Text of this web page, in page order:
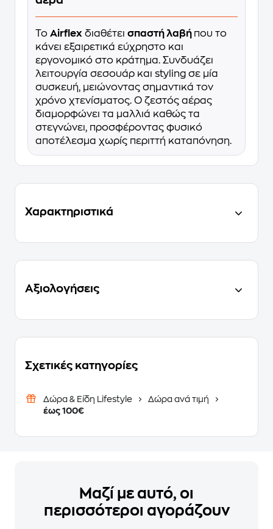
Το Airflex διαθέτει σπαστή λαβή που το
κάνει εξαιρετικά εύχρηστο και
εργονομικό στο κράτημα. Συνδυάζει
λειτουργία σεσουάρ και styling σε μία
συσκευή, μειώνοντας σημαντικά τον
χρόνο χτενίσματος. Ο ζεστός αέρας
διαμορφώνει τα μαλλιά καθώς τα
στεγνώνει, προσφέροντας φυσικό
αποτέλεσμα χωρίς περιττή καταπόνηση.
Χαρακτηριστικά
Αξιολογήσεις
Σχετικές κατηγορίες
Δώρα & Είδη Lifestyle
Δώρα ανά τιμή
έως 100€
Μαζί με αυτό, οι
περισσότεροι αγοράζουν